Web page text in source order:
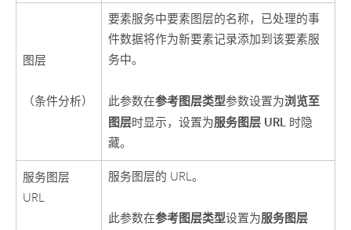
图层
（条件分析）
要素服务中要素图层的名称，已处理的事
件数据将作为新要素记录添加到该要素服
务中。
此参数在参考图层类型参数设置为浏览至
图层时显示，设置为服务图层 URL 时隐
藏。
服务图层
URL
服务图层的 URL。
此参数在参考图层类型设置为服务图层